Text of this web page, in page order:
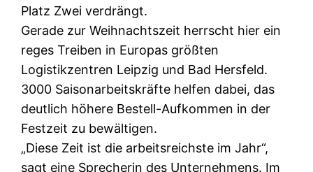
Platz Zwei verdrängt.
Gerade zur Weihnachtszeit herrscht hier ein
reges Treiben in Europas größten
Logistikzentren Leipzig und Bad Hersfeld.
3000 Saisonarbeitskräfte helfen dabei, das
deutlich höhere Bestell-Aufkommen in der
Festzeit zu bewältigen.
„Diese Zeit ist die arbeitsreichste im Jahr“,
sagt eine Sprecherin des Unternehmens. Im